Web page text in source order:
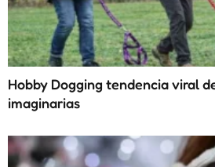
Hobby Dogging tendencia viral
imaginarias